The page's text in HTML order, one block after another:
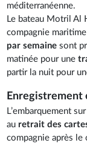
méditerranéenne.
Le bateau Motril Al
compagnie maritime
par semaine sont
matinée pour une
partir la nuit pour
Enregistrement
L’embarquement
au retrait des
compagnie après le